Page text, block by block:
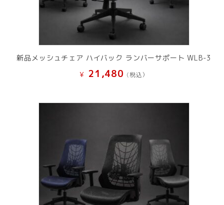
新品メッシュチェア ハイバック ランバーサポート WLB-3
¥ 21,480 (税込）